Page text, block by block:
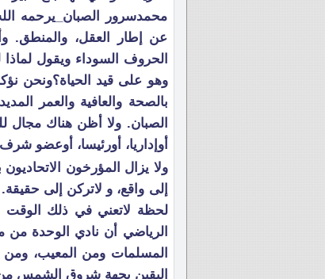
محمدسرور الصبان_يرحمه
عن إطار العقل، والمنطق.
الحروف السوداء ويقول
وهو على قيد الحياة؟ونحن
بالصحة والعافية والعمر
الصبان. ولا أظن هناك مجال
أوإداريا، أورئيسا، أوعضو
ولا يزال المؤرخون
إلى واقع، و لاتركن إلى
لحظة لاتعني في ذلك الوقت
الرياضي أن نادي الوحدة من
المسلمات ومن المعيب، ومن
اليقين بجهة شروق الشمس من